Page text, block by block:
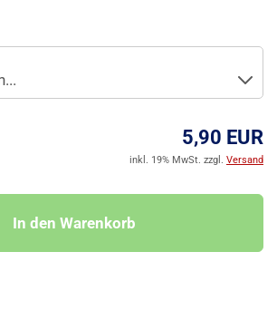
5,90 EUR
inkl. 19% MwSt. zzgl. Versand
In den Warenkorb